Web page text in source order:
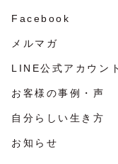
Facebook
メルマガ
LINE公式アカウント
お客様の事例・声
自分らしい生き方
お知らせ